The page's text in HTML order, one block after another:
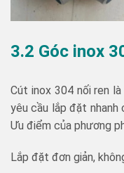
3.2 Góc inox
Cút inox 304 nối ren
yêu cầu lắp đặt
Ưu điểm của phương
Lắp đặt đơn giản,